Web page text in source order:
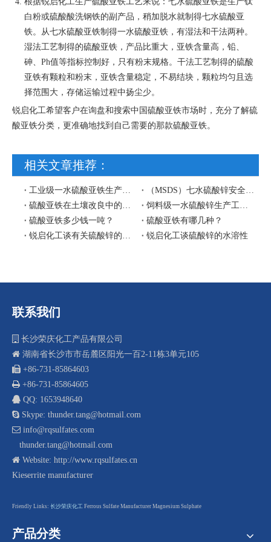
白粉或硫酸酸洗钢铁的副产品，稍加脱水就制得七水硫酸亚
铁。从七水硫酸亚铁制得一水硫酸亚铁，有湿法和干法两种。
湿法工艺制得的硫酸亚铁，产品比重大，亚铁含量高，铅、
砷、Ph值等指标控制好，只有粉末规格。干法工艺制得的硫酸
亚铁有颗粒和粉末，亚铁含量稳定，不易结块，颗粒均匀且选
择范围大，存储运输过程中扬尘少。
锐启化工希望客户在询盘和搜索中国硫酸亚铁市场时，充分了解硫
酸亚铁分类，更准确地找到自己需要的那款硫酸亚铁。
相关文章推荐：
硫酸亚铁多少钱一吨？
硫酸亚铁有哪几种？
锐启化工谈硫酸锌的水溶性
联系我们
 长沙荣庆化工产品有限公司
 湖南省长沙市市岳麓区阳光一百2-11栋3单元105
 +86-731-85864603
 +86-731-85864605
 QQ: 1653948640
 Skype: thunder.tang@hotmail.com
 info@rqsulfates.com
thunder.tang@hotmail.com
 Website: http://www.rqsulfates.cn
Kieserrite manufacturer
Friendly Links: 长沙荣庆化工 Ferrous Sulfate Manufacturer Magnesium Sulphate
产品分类